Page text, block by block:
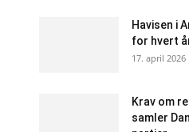
Havisen i
for hvert
17. april 2026
Krav om
samler